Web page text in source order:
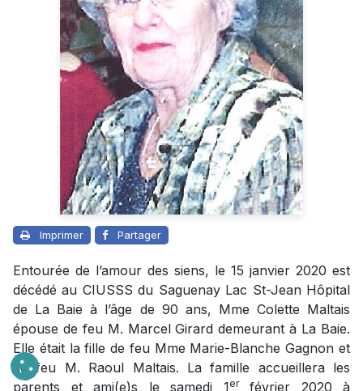
Imprimer Partager
Entourée de l’amour des siens, le 15 janvier 2020 est
décédé au CIUSSS du Saguenay Lac St-Jean Hôpital
de La Baie à l’âge de 90 ans, Mme Colette Maltais
épouse de feu M. Marcel Girard demeurant à La Baie.
Elle était la fille de feu Mme Marie-Blanche Gagnon et
de feu M. Raoul Maltais. La famille accueillera les
parents et ami(e)s le samedi 1erfévrier 2020 à